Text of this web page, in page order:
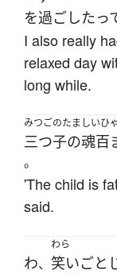
を過ごしたっ
I also really
relaxed day
long while.
みつごのたましいひ
三つ子の魂百
。
'The child is
said.
わ、
わら
笑いごと